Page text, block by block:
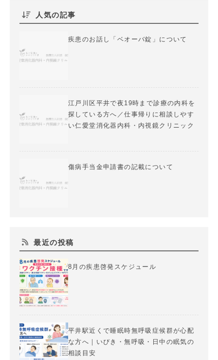
人気の記事
疾患のお話し「ベオーバ錠」について
江戸川区平井で夜19時まで診療の内科を
探している方へ／仕事帰りに相談しやす
い仁愛堂消化器内科・内視鏡クリニック
傷病手当金申請書の記載について
最近の投稿
8月の疾患啓発スケジュール
平井駅近くで睡眠時無呼吸症候群が心配
な方へ｜いびき・無呼吸・日中の眠気の
相談目安